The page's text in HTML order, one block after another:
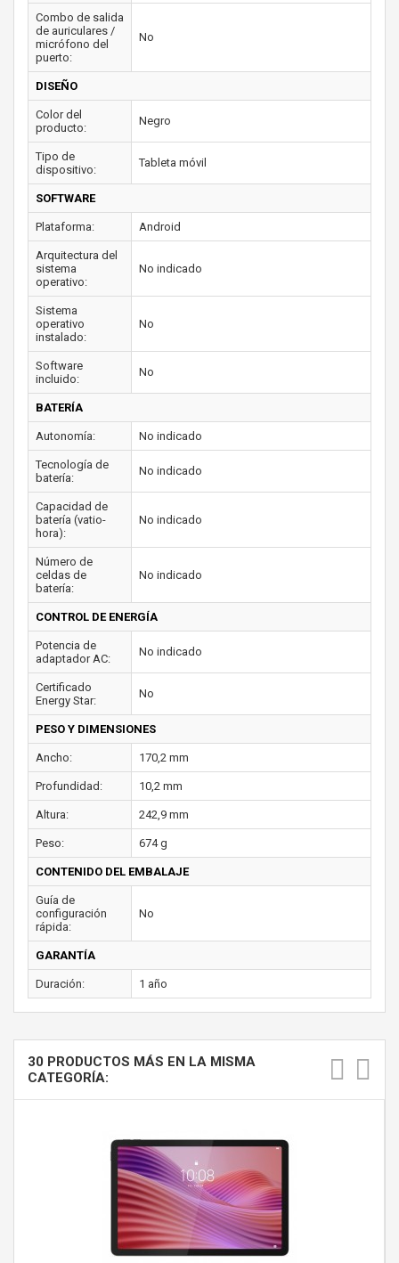
Combo de salida
de auriculares /
micrófono del
puerto:
No
DISEÑO
Color del
producto:
Negro
Tipo de
dispositivo:
Tableta móvil
SOFTWARE
Plataforma: Android
Arquitectura del
sistema
operativo:
No indicado
Sistema
operativo
instalado:
No
Software
incluido:
No
BATERÍA
Autonomía: No indicado
Tecnología de
batería:
No indicado
Capacidad de
batería (vatio-
hora):
No indicado
Número de
celdas de
batería:
No indicado
CONTROL DE ENERGÍA
Potencia de
adaptador AC:
No indicado
Certificado
Energy Star:
No
PESO Y DIMENSIONES
Ancho: 170,2 mm
Profundidad: 10,2 mm
Altura: 242,9 mm
Peso: 674 g
CONTENIDO DEL EMBALAJE
Guía de
configuración
rápida:
No
GARANTÍA
Duración: 1 año
30 PRODUCTOS MÁS EN LA MISMA
CATEGORÍA: